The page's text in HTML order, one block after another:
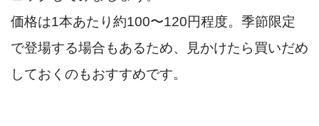
価格は1本あたり約100〜120円程度。季節限定
で登場する場合もあるため、見かけたら買いだめ
しておくのもおすすめです。